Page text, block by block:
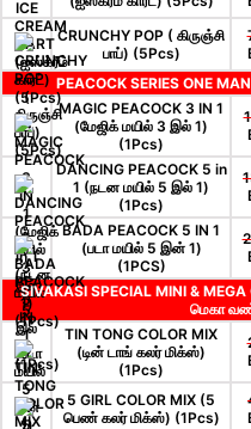
CRUNCHY POP ( கிருஞ்சி
பாப்) (5Pcs)
PEACOCK SERIES ONE
MAGIC PEACOCK 3 IN 1
(மேஜிக் மயில் 3 இல் 1)
(1Pcs)
DANCING PEACOCK 5 in
1 (நடன மயில் 5 இல் 1)
(1Pcs)
BADA PEACOCK 5 IN 1
(படா மயில் 5 இன் 1)
(1PCS)
SIVAKASI SPECIAL MINI & MEGA
மெகா
TIN TONG COLOR MIX
(டின் டாங் கலர் மிக்ஸ்)
(1Pcs)
5 GIRL COLOR MIX (5
பெண் கலர் மிக்ஸ்) (1Pcs)